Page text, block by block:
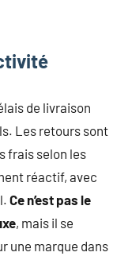
de livraison
Les retours sont
frais selon les
réactif, avec
Ce n’est pas le
, mais il se
une marque dans